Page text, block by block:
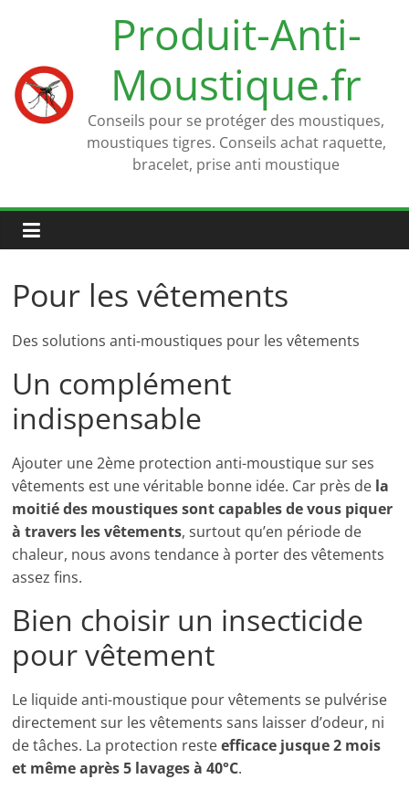
Produit-Anti-
Moustique.fr
Conseils pour se protéger des moustiques,
moustiques tigres. Conseils achat raquette,
bracelet, prise anti moustique
Pour les vêtements
Des solutions anti-moustiques pour les vêtements
Un complément
indispensable
Ajouter une 2ème protection anti-moustique sur ses
vêtements est une véritable bonne idée. Car près de la
moitié des moustiques sont capables de vous piquer
à travers les vêtements, surtout qu’en période de
chaleur, nous avons tendance à porter des vêtements
assez fins.
Bien choisir un insecticide
pour vêtement
Le liquide anti-moustique pour vêtements se pulvérise
directement sur les vêtements sans laisser d’odeur, ni
de tâches. La protection resteefficace jusque 2 mois
et même après 5 lavages à 40°C.